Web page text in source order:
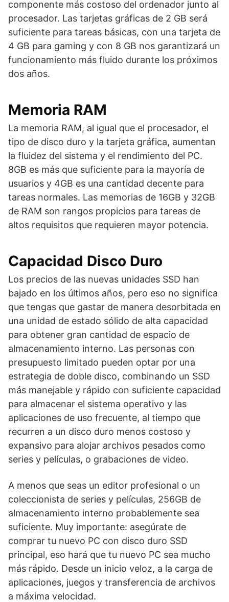
componente más costoso del ordenador junto al
procesador. Las tarjetas gráficas de 2 GB será
suficiente para tareas básicas, con una tarjeta de
4 GB para gaming y con 8 GB nos garantizará un
funcionamiento más fluido durante los próximos
dos años.
Memoria RAM
La memoria RAM, al igual que el procesador, el
tipo de disco duro y la tarjeta gráfica, aumentan
la fluidez del sistema y el rendimiento del PC.
8GB es más que suficiente para la mayoría de
usuarios y 4GB es una cantidad decente para
tareas normales. Las memorias de 16GB y 32GB
de RAM son rangos propicios para tareas de
altos requisitos que requieren mayor potencia.
Capacidad Disco Duro
Los precios de las nuevas unidades SSD han
bajado en los últimos años, pero eso no significa
que tengas que gastar de manera desorbitada en
una unidad de estado sólido de alta capacidad
para obtener gran cantidad de espacio de
almacenamiento interno. Las personas con
presupuesto limitado pueden optar por una
estrategia de doble disco, combinando un SSD
más manejable y rápido con suficiente capacidad
para almacenar el sistema operativo y las
aplicaciones de uso frecuente, al tiempo que
recurren a un disco duro menos costoso y
expansivo para alojar archivos pesados como
series y películas, o grabaciones de video.
A menos que seas un editor profesional o un
coleccionista de series y películas, 256GB de
almacenamiento interno probablemente sea
suficiente. Muy importante: asegúrate de
comprar tu nuevo PC con disco duro SSD
principal, eso hará que tu nuevo PC sea mucho
más rápido. Desde un inicio veloz, a la carga de
aplicaciones, juegos y transferencia de archivos
a máxima velocidad.